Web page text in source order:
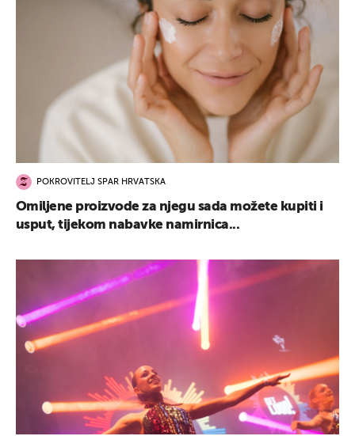
POKROVITELJ SPAR HRVATSKA
Omiljene proizvode za njegu sada možete kupiti i
usput, tijekom nabavke namirnica...